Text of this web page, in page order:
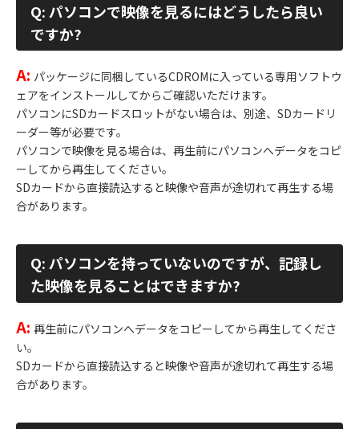
Q: パソコンで映像を見るにはどうしたら良い
ですか?
A: パッケージに同梱しているCDROMに入っている専用ソフトウ
ェアをインストールしてからご確認いただけます。
パソコンにSDカードスロットがない場合は、別途、SDカードリ
ーダー等が必要です。
パソコンで映像を見る場合は、再生前にパソコンへデータをコピ
ーしてから再生してください。
SDカードから直接読込すると映像や音声が途切れて再生する場
合があります。
Q: パソコンを持っていないのですが、記録し
た映像を見ることはできますか?
A: 再生前にパソコンへデータをコピーしてから再生してくださ
い。
SDカードから直接読込すると映像や音声が途切れて再生する場
合があります。